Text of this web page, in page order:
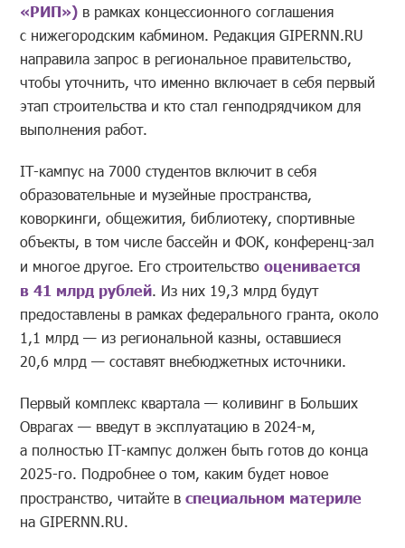
«РИП») в рамках концессионного соглашения
с нижегородским кабмином. Редакция GIPERNN.RU
направила запрос в региональное правительство,
чтобы уточнить, что именно включает в себя первый
этап строительства и кто стал генподрядчиком для
выполнения работ.
IT-кампус на 7000 студентов включит в себя
образовательные и музейные пространства,
коворкинги, общежития, библиотеку, спортивные
объекты, в том числе бассейн и ФОК, конференц-зал
и многое другое. Его строительствооценивается
в 41 млрд рублей. Из них 19,3 млрд будут
предоставлены в рамках федерального гранта, около
1,1 млрд — из региональной казны, оставшиеся
20,6 млрд — составят внебюджетных источники.
Первый комплекс квартала — коливинг в Больших
Оврагах — введут в эксплуатацию в 2024-м,
а полностью IT-кампус должен быть готов до конца
2025-го. Подробнее о том, каким будет новое
пространство, читайте вспециальном материле
на GIPERNN.RU.